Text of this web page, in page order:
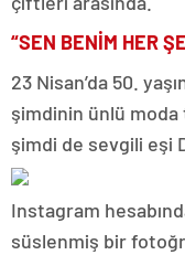
“SEN BENİM HER
23 Nisan’da 50.
şimdinin ünlü moda
şimdi de sevgili eşi
Instagram
süslenmiş bir